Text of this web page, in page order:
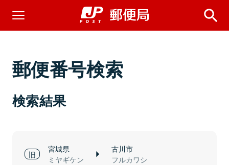
郵便番号検索
検索結果
宮城県
ミヤギケン
古川市
フルカワシ